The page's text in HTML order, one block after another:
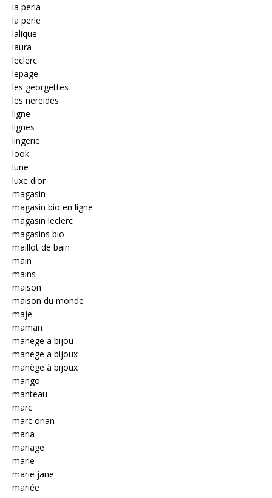
la perla
la perle
lalique
laura
leclerc
lepage
les georgettes
les nereides
ligne
lignes
lingerie
look
lune
luxe dior
magasin
magasin bio en ligne
magasin leclerc
magasins bio
maillot de bain
main
mains
maison
maison du monde
maje
maman
manege a bijou
manege a bijoux
manège à bijoux
mango
manteau
marc
marc orian
maria
mariage
marie
marie jane
mariée